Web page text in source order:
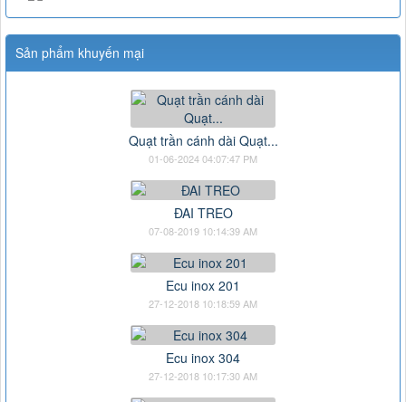
Sản phẩm khuyến mại
Quạt trần cánh dài Quạt...
01-06-2024 04:07:47 PM
ĐAI TREO
07-08-2019 10:14:39 AM
Ecu inox 201
27-12-2018 10:18:59 AM
Ecu inox 304
27-12-2018 10:17:30 AM